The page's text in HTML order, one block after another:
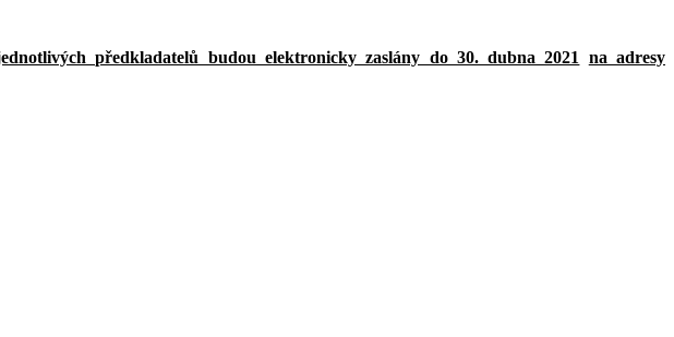
předkladatelů budou elektronicky zaslány do 30. dubna 2021
na adresy